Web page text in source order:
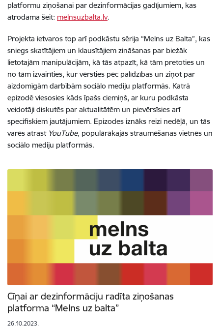
platformu ziņošanai par dezinformācijas gadījumiem, kas
atrodama šeit: melnsuzbalta.lv.
Projekta ietvaros top arī podkāstu sērija “Melns uz Balta”, kas
sniegs skatītājiem un klausītājiem zināšanas par biežāk
lietotajām manipulācijām, kā tās atpazīt, kā tām pretoties un
no tām izvairīties, kur vērsties pēc palīdzības un ziņot par
aizdomīgām darbībām sociālo mediju platformās. Katrā
epizodē viesosies kāds īpašs ciemiņš, ar kuru podkāsta
veidotāji diskutēs par aktualitātēm un pievērsīsies arī
specifiskiem jautājumiem. Epizodes iznāks reizi nedēļā, un tās
varēs atrast YouTube, populārākajās straumēšanas vietnēs un
sociālo mediju platformās.
Cīņai ar dezinformāciju radīta ziņošanas
platforma “Melns uz balta”
26.10.2023.